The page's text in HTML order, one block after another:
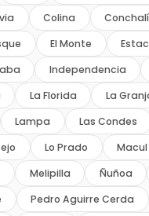
Colina Conchalí
El Monte
Independencia
La Florida La
Lampa Las Condes
Lo Prado Macul
Melipilla Ñuñoa
Pedro Aguirre Cerda